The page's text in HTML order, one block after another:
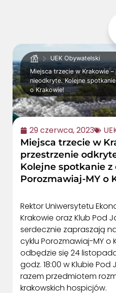
UEK Obywatelski
Miejsca trzecie w Krakowie
nieodkryte. Kolejne
o Krakowie!
29 czerwca, 2023
Miejsca trzecie w
przestrzenie
Kolejne spotkanie z
Porozmawiaj-MY o
Rektor Uniwersytetu
Krakowie oraz Klub Pod
serdecznie zapraszają
cyklu Porozmawiaj-MY o
odbędzie się 24
godz. 18:00 w Klubie Pod
razem przedmiotem
krakowskich hospicjów.